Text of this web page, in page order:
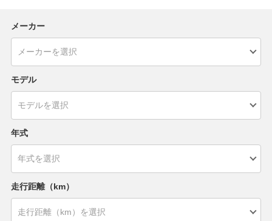
メーカー
モデル
年式
走行距離（km）